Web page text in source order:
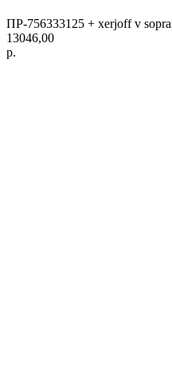
ПР-756333125 + xerjoff v
13046,00
р.